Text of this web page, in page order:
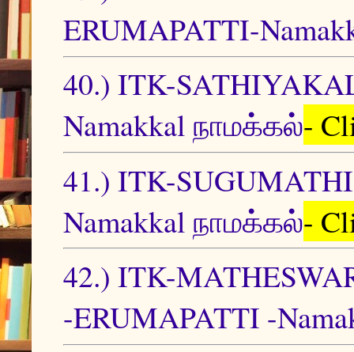
ERUMAPATTI-
40.) ITK-
Namakkal நாமக்கல்-
41.) ITK-
Namakkal நாமக்கல்-
42.) ITK-
-ERUMAPATTI -